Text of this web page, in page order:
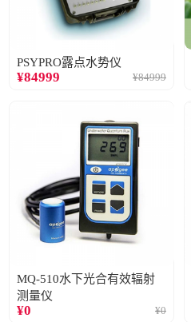
PSYPRO露点水势仪
¥84999 ¥84999
MQ-510水下光合有效辐射
测量仪
¥0 ¥0